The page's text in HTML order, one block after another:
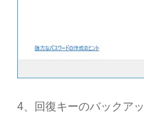
4、回復キーのバックア